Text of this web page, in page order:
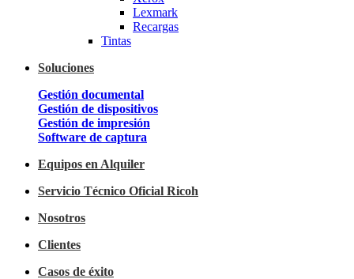
Lexmark
Recargas
Tintas
Soluciones
Gestión documental
Gestión de dispositivos
Gestión de impresión
Software de captura
Equipos en Alquiler
Servicio Técnico Oficial Ricoh
Nosotros
Clientes
Casos de éxito